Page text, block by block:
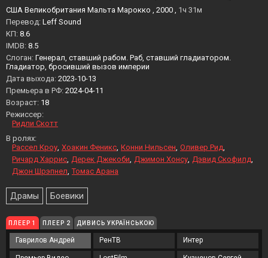
США Великобритания Мальта Марокко , 2000 , 1ч 31м
Перевод: Leff Sound
KП: 8.6
IMDB: 8.5
Слоган: Генерал, ставший рабом. Раб, ставший гладиатором.
Гладиатор, бросивший вызов империи
Дата выхода: 2023-10-13
Премьера в РФ: 2024-04-11
Возраст: 18
Режиссер:
Ридли Скотт
В ролях:
Рассел Кроу Хоакин Феникс Конни Нильсен Оливер Рид
Ричард Харрис Дерек Джекоби Джимон Хонсу Дэвид Скофилд
Джон Шрэпнел Томас Арана
Драмы Боевики
ПЛЕЕР 1 ПЛЕЕР 2 ДИВИСЬ УКРАЇНСЬКОЮ
Гаврилов Андрей РенТВ Интер